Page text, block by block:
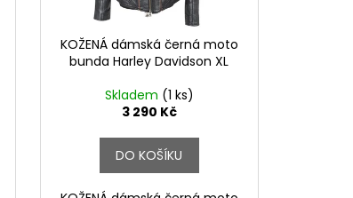
KOŽENÁ dámská černá moto
bunda Harley Davidson XL
Skladem (1 ks)
3 290 Kč
DO KOŠÍKU